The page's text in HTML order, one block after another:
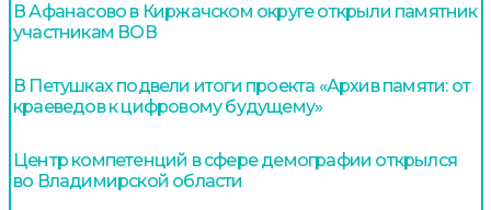
В Афанасово в Киржачском округе открыли памятник
участникам ВОВ
В Петушках подвели итоги проекта «Архив памяти: от
краеведов к цифровому будущему»
Центр компетенций в сфере демографии открылся
во Владимирской области